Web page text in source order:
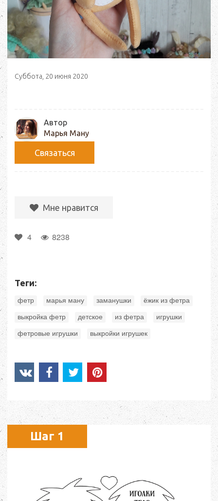
Суббота, 20 июня 2020
Автор
Марья Ману
Связаться
Мне нравится
4 8238
Теги:
фетр марья ману заманушки ёжик из фетра
выкройка фетр детское из фетра игрушки
фетровые игрушки выкройки игрушек
Шаг 1